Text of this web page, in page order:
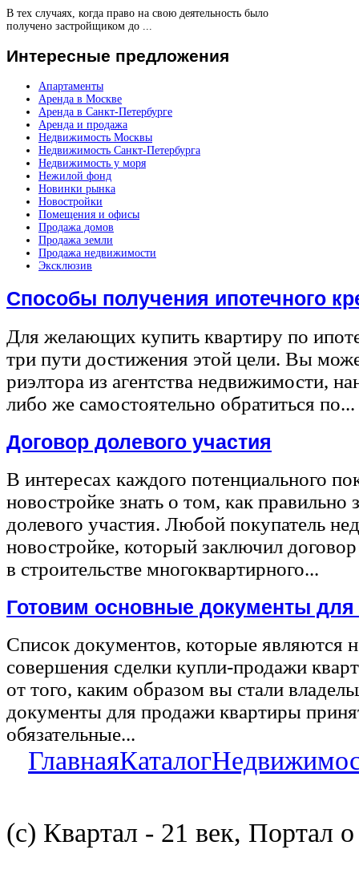
В тех случаях, когда право на свою деятельность было
получено застройщиком до ...
Интересные предложения
Апартаменты
Аренда в Москве
Аренда в Санкт-Петербурге
Аренда и продажа
Недвижимость Москвы
Недвижимость Санкт-Петербурга
Недвижимость у моря
Нежилой фонд
Новинки рынка
Новостройки
Помещения и офисы
Продажа домов
Продажа земли
Продажа недвижимости
Эксклюзив
Способы получения ипотечного
Для желающих купить квартиру по
три пути достижения этой цели. Вы
риэлтора из агентства недвижимости,
либо же самостоятельно обратиться по...
Договор долевого участия
В интересах каждого потенциального
новостройке знать о том, как правильно
долевого участия. Любой покупатель
новостройке, который заключил
в строительстве многоквартирного...
Готовим основные документы
Список документов, которые являются
совершения сделки купли-продажи
от того, каким образом вы стали
документы для продажи квартиры
обязательные...
ГлавнаяКаталог
(с) Квартал - 21 век, Портал